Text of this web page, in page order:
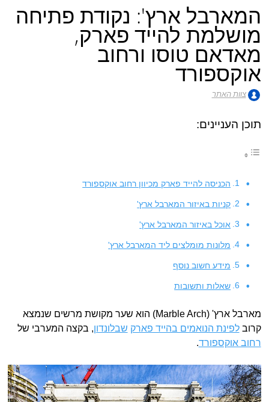
המארבל ארץ': נקודת פתיחה
מושלמת להייד פארק,
מאדאם טוסו ורחוב
אוקספורד
צוות האתר
תוכן העניינים:
הכניסה להייד פארק מכיוון רחוב אוקספורד
קניות באיזור המארבל ארץ'
אוכל באיזור המארבל ארץ'
מלונות מומלצים ליד המארבל ארץ'
מידע חשוב נוסף
שאלות ותשובות
מארבל ארץ' (Marble Arch) הוא שער מקושת מרשים שנמצא
קרובלפינת הנואמים בהייד פארק שבלונדון, בקצה המערבי של
רחוב אוקספורד.